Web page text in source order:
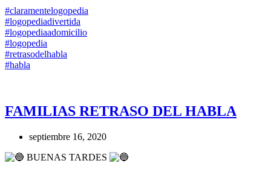
#claramentelogopedia
#logopediadivertida
#logopediaadomicilio
#logopedia
#retrasodelhabla
#habla
FAMILIAS RETRASO DEL HABLA
septiembre 16, 2020
BUENAS TARDES